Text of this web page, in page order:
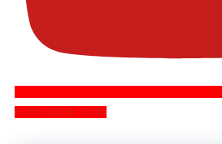
SUBSCRIBE NOW